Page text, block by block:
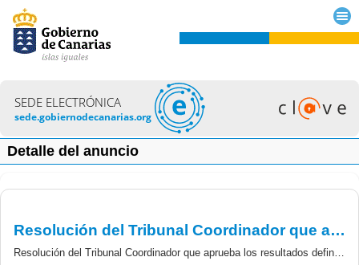
SEDE ELECTRÓNICA
sede.gobiernodecanarias.org
Detalle del anuncio
Resolución del Tribunal Coordinador que aprueba los resultados definitivos de la fase de Concurso de Estabilización (Concurso de Méritos) de personal estatutario, categoría de FEA Pediatría y sus Áreas Específicas.
Resolución del Tribunal Coordinador que aprueba los resultados definitivos de la fase de Concurso del proceso selectivo excepcional de Estabilización del empleo temporal de larga duración (Concurso de Méritos) de personal estatutario, categoría de FEA Pediatría y sus Áreas Específicas.